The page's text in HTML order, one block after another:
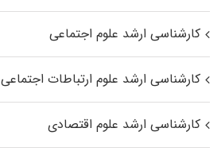
کارشناسی ارشد علوم اجتماعی
کارشناسی ارشد علوم ارتباطات اجتماعی
کارشناسی ارشد علوم اقتصادی